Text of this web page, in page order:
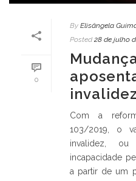
0
By Elisângela
Posted 28 de julho
invalidez
Com a
103/2019, o
invalidez,
incapacidade
a partir de um